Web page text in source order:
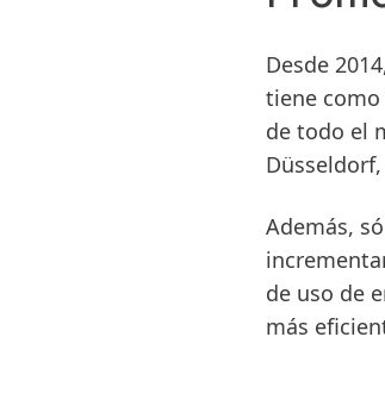
Desde
tiene
de todo el
Además,
de uso de
más